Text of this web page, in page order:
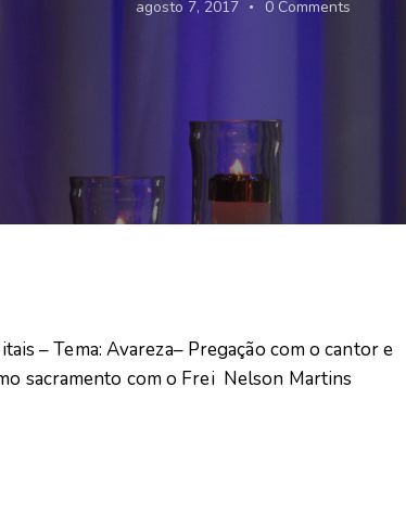
agosto 7, 2017 0 Comments
– Tema: Avareza– Pregação com o cantor e
sacramento com o Frei Nelson Martins